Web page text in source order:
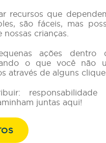
recursos que
são fáceis, mas
crianças.
ações dentro
o que você não
através de alguns
responsabilidade
juntas aqui!